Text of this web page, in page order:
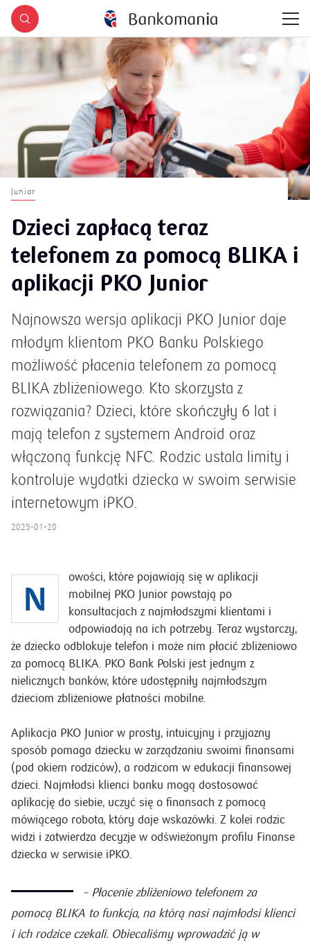
Junior
Dzieci zapłacą teraz
telefonem za pomocą BLIKA i
aplikacji PKO Junior
Najnowsza wersja aplikacji PKO Junior daje
młodym klientom PKO Banku Polskiego
możliwość płacenia telefonem za pomocą
BLIKA zbliżeniowego. Kto skorzysta z
rozwiązania? Dzieci, które skończyły 6 lat i
mają telefon z systemem Android oraz
włączoną funkcję NFC. Rodzic ustala limity i
kontroluje wydatki dziecka w swoim serwisie
internetowym iPKO.
2025-01-20
N
owości, które pojawiają się w aplikacji
mobilnej PKO Junior powstają po
konsultacjach z najmłodszymi klientami i
odpowiadają na ich potrzeby. Teraz wystarczy,
że dziecko odblokuje telefon i może nim płacić zbliżeniowo
za pomocą BLIKA. PKO Bank Polski jest jednym z
nielicznych banków, które udostępniły najmłodszym
dzieciom zbliżeniowe płatności mobilne.
Aplikacja PKO Junior w prosty, intuicyjny i przyjazny
sposób pomaga dziecku w zarządzaniu swoimi finansami
(pod okiem rodziców), a rodzicom w edukacji finansowej
dzieci. Najmłodsi klienci banku mogą dostosować
aplikację do siebie, uczyć się o finansach z pomocą
mówiącego robota, który daje wskazówki. Z kolei rodzic
widzi i zatwierdza decyzje w odświeżonym profilu Finanse
dziecka w serwisie iPKO.
– Płacenie zbliżeniowo telefonem za
pomocą BLIKA to funkcja, na którą nasi najmłodsi klienci
i ich rodzice czekali. Obiecaliśmy wprowadzić ją w